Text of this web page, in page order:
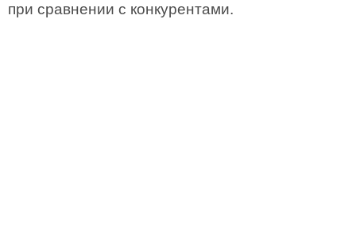
при сравнении с конкурентами.